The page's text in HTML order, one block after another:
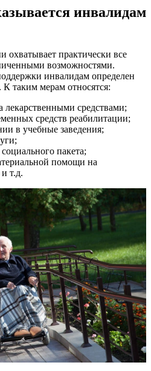
инвалидам
практически все
возможностями.
инвалидам определен
К таким мерам относятся:
лекарственными средствами;
средств реабилитации;
в учебные заведения;
пакета;
помощи на
т.д.